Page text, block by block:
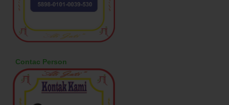
Contac Person